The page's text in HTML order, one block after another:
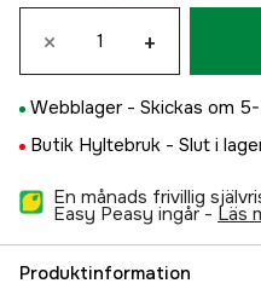
× +
Webblager - Skickas om
Butik Hyltebruk - Slut i
En månads frivillig
Easy Peasy ingår - läs
Produktinformation